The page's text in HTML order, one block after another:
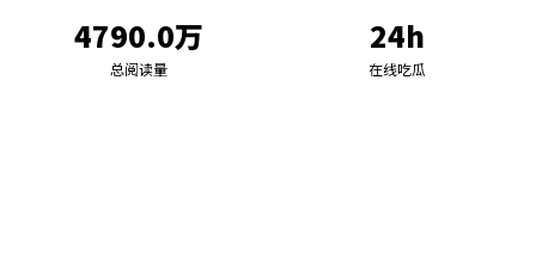
4790.0万
总阅读量
24h
在线吃瓜